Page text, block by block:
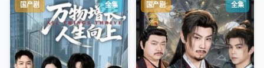
国产剧 全集 国产剧 全集